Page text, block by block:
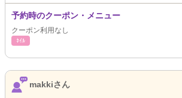
予約時のクーポン・メニュー
クーポン利用なし
ﾈｲﾙ
makkiさん